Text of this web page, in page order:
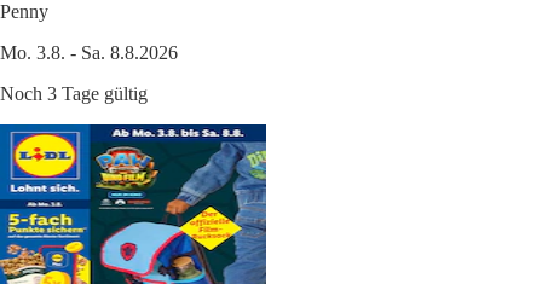
Penny
Mo. 3.8. - Sa. 8.8.2026
Noch 3 Tage gültig